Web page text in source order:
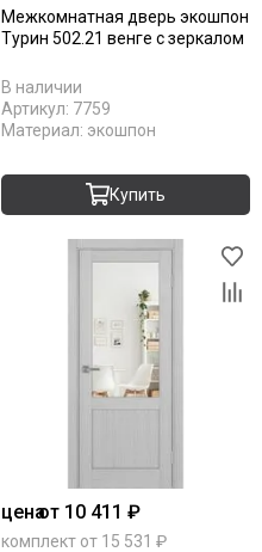
Межкомнатная дверь экошпон
Турин 502.21 венге с зеркалом
В наличии
Артикул: 7759
Материал: экошпон
Купить
ценаот 10 411 ₽
комплект от 15 531 ₽